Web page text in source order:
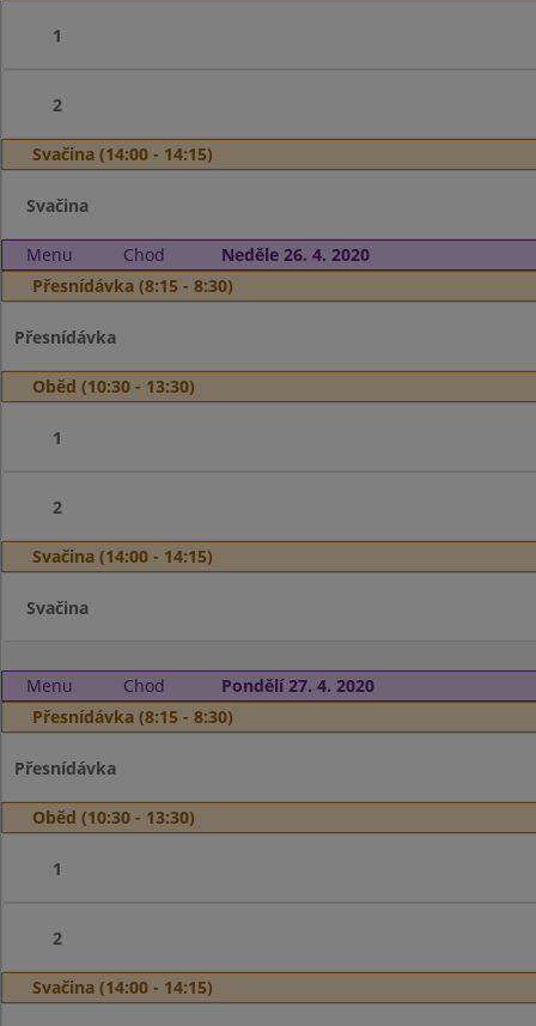
1
2
Svačina (14:00 - 14:15)
Svačina
Menu Chod
Neděle 26. 4. 2020
Přesnídávka (8:15 - 8:30)
Přesnídávka
Oběd (10:30 - 13:30)
1
2
Svačina (14:00 - 14:15)
Svačina
Menu Chod
Pondělí 27. 4. 2020
Přesnídávka (8:15 - 8:30)
Přesnídávka
Oběd (10:30 - 13:30)
1
2
Svačina (14:00 - 14:15)